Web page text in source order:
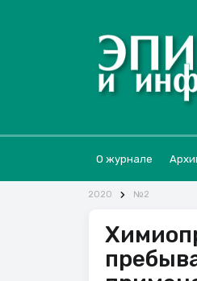
О журнале
2020 №2